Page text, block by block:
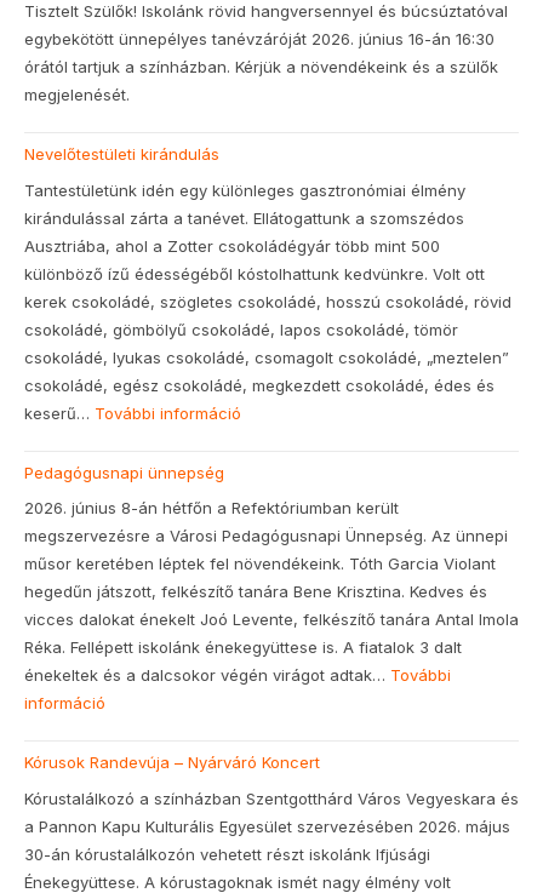
Tisztelt Szülők! Iskolánk rövid hangversennyel és búcsúztatóval
egybekötött ünnepélyes tanévzáróját 2026. június 16-án 16:30
órától tartjuk a színházban. Kérjük a növendékeink és a szülők
megjelenését.
Nevelőtestületi kirándulás
Tantestületünk idén egy különleges gasztronómiai élmény
kirándulással zárta a tanévet. Ellátogattunk a szomszédos
Ausztriába, ahol a Zotter csokoládégyár több mint 500
különböző ízű édességéből kóstolhattunk kedvünkre. Volt ott
kerek csokoládé, szögletes csokoládé, hosszú csokoládé, rövid
csokoládé, gömbölyű csokoládé, lapos csokoládé, tömör
csokoládé, lyukas csokoládé, csomagolt csokoládé, „meztelen”
csokoládé, egész csokoládé, megkezdett csokoládé, édes és
keserű… További információ
Pedagógusnapi ünnepség
2026. június 8-án hétfőn a Refektóriumban került
megszervezésre a Városi Pedagógusnapi Ünnepség. Az ünnepi
műsor keretében léptek fel növendékeink. Tóth Garcia Violant
hegedűn játszott, felkészítő tanára Bene Krisztina. Kedves és
vicces dalokat énekelt Joó Levente, felkészítő tanára Antal Imola
Réka. Fellépett iskolánk énekegyüttese is. A fiatalok 3 dalt
énekeltek és a dalcsokor végén virágot adtak… További
információ
ünnepség
Kórusok Randevúja – Nyárváró Koncert
Kórustalálkozó a színházban Szentgotthárd Város Vegyeskara és
a Pannon Kapu Kulturális Egyesület szervezésében 2026. május
30-án kórustalálkozón vehetett részt iskolánk Ifjúsági
Énekegyüttese. A kórustagoknak ismét nagy élmény volt